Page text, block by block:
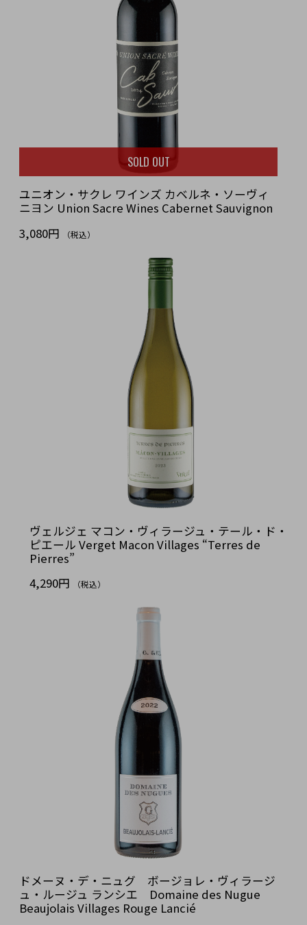
SOLD OUT
ユニオン・サクレ ワインズ カベルネ・ソーヴィ
ニヨン Union Sacre Wines Cabernet Sauvignon
3,080円
（税込）
ヴェルジェ マコン・ヴィラージュ・テール・ド・
ピエール Verget Macon Villages “Terres de
Pierres”
4,290円
（税込）
ドメーヌ・デ・ニュグ ボージョレ・ヴィラージ
ュ・ルージュ ランシエ Domaine des Nugue
Beaujolais Villages Rouge Lancié